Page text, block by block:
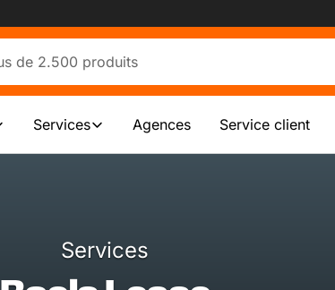
Services Agences Service client
Services